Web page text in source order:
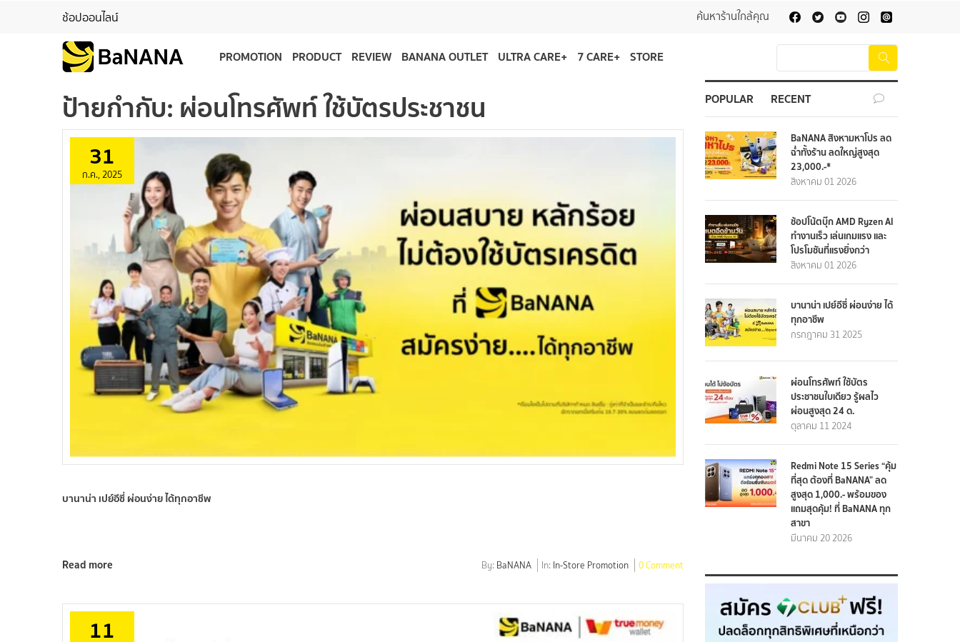
ช้อปออนไลน์ ค้นหาร้านใกล้คุณ
PROMOTION PRODUCT REVIEW BANANA OUTLET ULTRA CARE+ 7 CARE+ STORE
ป้ายกำกับ: ผ่อนโทรศัพท์ ใช้บัตรประชาชน
31
ก.ค., 2025
บานาน่า เปย์อีซี่ ผ่อนง่าย ได้ทุกอาชีพ
Read more By: BaNANA In: In-Store Promotion 0 Comment
11
POPULAR RECENT
BaNANA สิงหามหาโปร ลด
ฉ่ำทั้งร้าน ลดใหญ่สูงสุด
23,000.-*
สิงหาคม 01 2026
ช้อปโน้ตบุ๊ก AMD Ryzen AI
ทำงานเร็ว เล่นเกมแรง และ
โปรโมชันที่แรงยิ่งกว่า
สิงหาคม 01 2026
บานาน่า เปย์อีซี่ ผ่อนง่าย ได้
ทุกอาชีพ
กรกฎาคม 31 2025
ผ่อนโทรศัพท์ ใช้บัตร
ประชาชนใบเดียว รู้ผลไว
ผ่อนสูงสุด 24 ด.
ตุลาคม 11 2024
Redmi Note 15 Series “คุ้ม
ที่สุด ต้องที่ BaNANA” ลด
สูงสุด 1,000.- พร้อมของ
แถมสุดคุ้ม! ที่ BaNANA ทุก
สาขา
มีนาคม 20 2026